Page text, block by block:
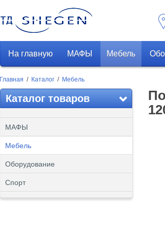
На главную МАФЫ Мебель
Главная / Каталог / Мебель
Каталог товаров
МАФЫ
Мебель
Оборудование
Спорт